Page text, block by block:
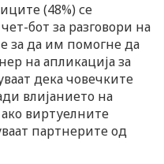
(48%) се
бот за разговори на
за да им помогне да
на апликација за
дека човечките
влијанието на
виртуелните
партнерите од